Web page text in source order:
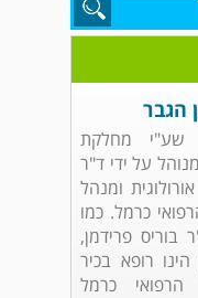
הגבר
שע"י מחלקת
על ידי ד"ר
ומנהל
כרמל. כמו
בוריס פרידמן,
רופא בכיר
הרפואי כרמל